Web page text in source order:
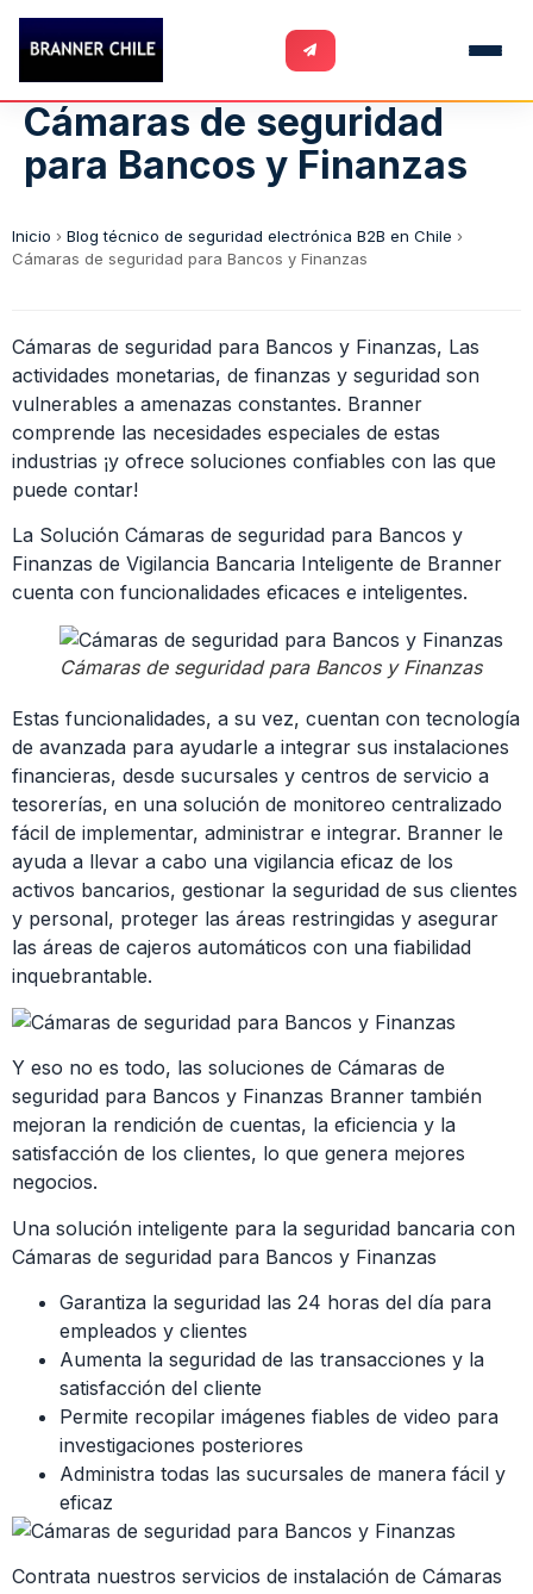
Cámaras de seguridad
para Bancos y Finanzas
Inicio › Blog técnico de seguridad electrónica B2B en Chile ›
Cámaras de seguridad para Bancos y Finanzas
Cámaras de seguridad para Bancos y Finanzas, Las
actividades monetarias, de finanzas y seguridad son
vulnerables a amenazas constantes. Branner
comprende las necesidades especiales de estas
industrias ¡y ofrece soluciones confiables con las que
puede contar!
La Solución Cámaras de seguridad para Bancos y
Finanzas de Vigilancia Bancaria Inteligente de Branner
cuenta con funcionalidades eficaces e inteligentes.
Cámaras de seguridad para Bancos y Finanzas
Estas funcionalidades, a su vez, cuentan con tecnología
de avanzada para ayudarle a integrar sus instalaciones
financieras, desde sucursales y centros de servicio a
tesorerías, en una solución de monitoreo centralizado
fácil de implementar, administrar e integrar. Branner le
ayuda a llevar a cabo una vigilancia eficaz de los
activos bancarios, gestionar la seguridad de sus clientes
y personal, proteger las áreas restringidas y asegurar
las áreas de cajeros automáticos con una fiabilidad
inquebrantable.
Y eso no es todo, las soluciones de Cámaras de
seguridad para Bancos y Finanzas Branner también
mejoran la rendición de cuentas, la eficiencia y la
satisfacción de los clientes, lo que genera mejores
negocios.
Una solución inteligente para la seguridad bancaria con
Cámaras de seguridad para Bancos y Finanzas
Garantiza la seguridad las 24 horas del día para
empleados y clientes
Aumenta la seguridad de las transacciones y la
satisfacción del cliente
Permite recopilar imágenes fiables de video para
investigaciones posteriores
Administra todas las sucursales de manera fácil y
eficaz
Contrata nuestros servicios de instalación de Cámaras